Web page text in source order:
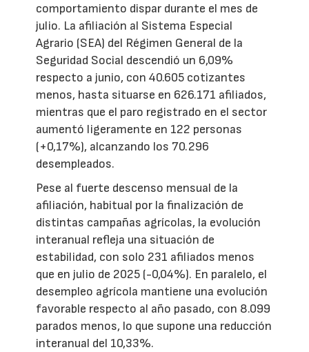
comportamiento dispar durante el mes de
julio. La afiliación al Sistema Especial
Agrario (SEA) del Régimen General de la
Seguridad Social descendió un 6,09%
respecto a junio, con 40.605 cotizantes
menos, hasta situarse en 626.171 afiliados,
mientras que el paro registrado en el sector
aumentó ligeramente en 122 personas
(+0,17%), alcanzando los 70.296
desempleados.
Pese al fuerte descenso mensual de la
afiliación, habitual por la finalización de
distintas campañas agrícolas, la evolución
interanual refleja una situación de
estabilidad, con solo 231 afiliados menos
que en julio de 2025 (-0,04%). En paralelo, el
desempleo agrícola mantiene una evolución
favorable respecto al año pasado, con 8.099
parados menos, lo que supone una reducción
interanual del 10,33%.